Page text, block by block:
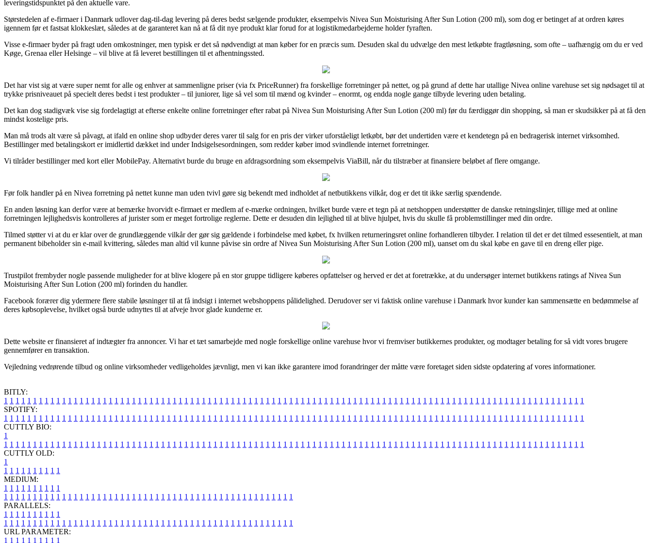
leveringstidspunktet på den aktuelle vare.
Størstedelen af e-firmaer i Danmark udlover dag-til-dag levering på deres bedst sælgende produkter, eksempelvis Nivea Sun Moisturising After Sun Lotion (200 ml), som dog er betinget af at ordren køres
igennem før et fastsat klokkeslæt, således at de garanteret kan nå at få dit nye produkt klar forud for at logistikmedarbejderne holder fyraften.
Visse e-firmaer byder på fragt uden omkostninger, men typisk er det så nødvendigt at man køber for en præcis sum. Desuden skal du udvælge den mest letkøbte fragtløsning, som ofte – uafhængig om du er ved
Køge, Grenaa eller Helsinge – vil blive at få leveret bestillingen til et afhentningssted.
Det har vist sig at være super nemt for alle og enhver at sammenligne priser (via fx PriceRunner) fra forskellige forretninger på nettet, og på grund af dette har utallige Nivea online varehuse set sig nødsaget til at
trykke prisniveauet på specielt deres bedst i test produkter – til juniorer, lige så vel som til mænd og kvinder – enormt, og endda nogle gange tilbyde levering uden betaling.
Det kan dog stadigvæk vise sig fordelagtigt at efterse enkelte online forretninger efter rabat på Nivea Sun Moisturising After Sun Lotion (200 ml) før du færdiggør din shopping, så man er skudsikker på at få den
mindst kostelige pris.
Man må trods alt være så påvagt, at ifald en online shop udbyder deres varer til salg for en pris der virker uforståeligt letkøbt, bør det undertiden være et kendetegn på en bedragerisk internet virksomhed.
Bestillinger med betalingskort er imidlertid dækket ind under Indsigelsesordningen, som redder køber imod svindlende internet forretninger.
Vi tilråder bestillinger med kort eller MobilePay. Alternativt burde du bruge en afdragsordning som eksempelvis ViaBill, når du tilstræber at finansiere beløbet af flere omgange.
Før folk handler på en Nivea forretning på nettet kunne man uden tvivl gøre sig bekendt med indholdet af netbutikkens vilkår, dog er det tit ikke særlig spændende.
En anden løsning kan derfor være at bemærke hvorvidt e-firmaet er medlem af e-mærke ordningen, hvilket burde være et tegn på at netshoppen understøtter de danske retningslinjer, tillige med at online
forretningen lejlighedsvis kontrolleres af jurister som er meget fortrolige reglerne. Dette er desuden din lejlighed til at blive hjulpet, hvis du skulle få problemstillinger med din ordre.
Tilmed støtter vi at du er klar over de grundlæggende vilkår der gør sig gældende i forbindelse med købet, fx hvilken returneringsret online forhandleren tilbyder. I relation til det er det tilmed essesentielt, at man
permanent bibeholder sin e-mail kvittering, således man altid vil kunne påvise sin ordre af Nivea Sun Moisturising After Sun Lotion (200 ml), uanset om du skal købe en gave til en dreng eller pige.
Trustpilot frembyder nogle passende muligheder for at blive klogere på en stor gruppe tidligere køberes opfattelser og herved er det at foretrække, at du undersøger internet butikkens ratings af Nivea Sun
Moisturising After Sun Lotion (200 ml) forinden du handler.
Facebook forærer dig ydermere flere stabile løsninger til at få indsigt i internet webshoppens pålidelighed. Derudover ser vi faktisk online varehuse i Danmark hvor kunder kan sammensætte en bedømmelse af
deres købsoplevelse, hvilket også burde udnyttes til at afveje hvor glade kunderne er.
Dette website er finansieret af indtægter fra annoncer. Vi har et tæt samarbejde med nogle forskellige online varehuse hvor vi fremviser butikkernes produkter, og modtager betaling for så vidt vores brugere
gennemfører en transaktion.
Vejledning vedrørende tilbud og online virksomheder vedligeholdes jævnligt, men vi kan ikke garantere imod forandringer der måtte være foretaget siden sidste opdatering af vores informationer.
BITLY:
1 1 1 1 1 1 1 1 1 1 1 1 1 1 1 1 1 1 1 1 1 1 1 1 1 1 1 1 1 1 1 1 1 1 1 1 1 1 1 1 1 1 1 1 1 1 1 1 1 1 1 1 1 1 1 1 1 1 1 1 1 1 1 1 1 1 1 1 1 1 1 1 1 1 1 1 1 1 1 1 1 1 1 1 1 1 1 1 1 1 1 1 1 1 1 1 1 1 1 1
SPOTIFY:
1 1 1 1 1 1 1 1 1 1 1 1 1 1 1 1 1 1 1 1 1 1 1 1 1 1 1 1 1 1 1 1 1 1 1 1 1 1 1 1 1 1 1 1 1 1 1 1 1 1 1 1 1 1 1 1 1 1 1 1 1 1 1 1 1 1 1 1 1 1 1 1 1 1 1 1 1 1 1 1 1 1 1 1 1 1 1 1 1 1 1 1 1 1 1 1 1 1 1 1
CUTTLY BIO:
1
1 1 1 1 1 1 1 1 1 1 1 1 1 1 1 1 1 1 1 1 1 1 1 1 1 1 1 1 1 1 1 1 1 1 1 1 1 1 1 1 1 1 1 1 1 1 1 1 1 1 1 1 1 1 1 1 1 1 1 1 1 1 1 1 1 1 1 1 1 1 1 1 1 1 1 1 1 1 1 1 1 1 1 1 1 1 1 1 1 1 1 1 1 1 1 1 1 1 1 1
CUTTLY OLD:
1
1 1 1 1 1 1 1 1 1 1
MEDIUM:
1 1 1 1 1 1 1 1 1 1
1 1 1 1 1 1 1 1 1 1 1 1 1 1 1 1 1 1 1 1 1 1 1 1 1 1 1 1 1 1 1 1 1 1 1 1 1 1 1 1 1 1 1 1 1 1 1 1 1 1
PARALLELS:
1 1 1 1 1 1 1 1 1 1
1 1 1 1 1 1 1 1 1 1 1 1 1 1 1 1 1 1 1 1 1 1 1 1 1 1 1 1 1 1 1 1 1 1 1 1 1 1 1 1 1 1 1 1 1 1 1 1 1 1
URL PARAMETER:
1 1 1 1 1 1 1 1 1 1